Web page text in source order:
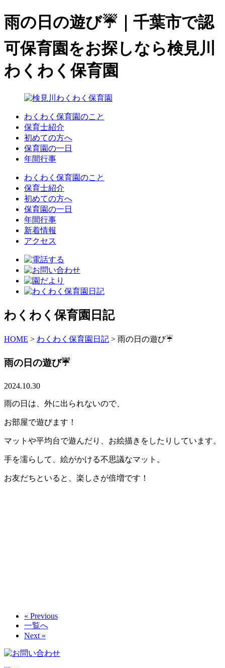
雨の日の遊び☔️｜千葉市で認
可保育園をお探しなら検見川
わくわく保育園
わくわく保育園のこと
保育士紹介
初めての方へ
保育園の一日
年間行事
わくわく保育園のこと
保育士紹介
初めての方へ
保育園の一日
年間行事
新着情報
アクセス
わくわく保育園日記
HOME > わくわく保育園日記 > 雨の日の遊び☔️
雨の日の遊び☔️
2024.10.30
雨の日は、外に出られないので、
お部屋で遊びます！
マットや平均台で遊んだり、お絵描きをしたりしています。
手を濡らして、絵がかける不思議なマット。
お友だちといると、楽しさが倍増です！
« Previous
一覧へ
Next »